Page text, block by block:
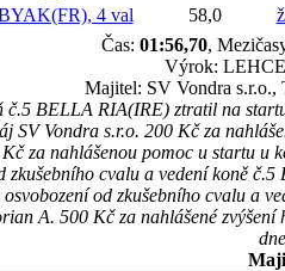
4 val 58,0
Čas: 01:56,70,
Výrok:
Majitel: SV Vondra s.r.o.,
č.5 BELLA RIA(IRE) ztratil na
SV Vondra s.r.o. 200 Kč za
za nahlášenou pomoc u startu u
zkušebního cvalu a vedení koně
osvobození od zkušebního cvalu a
A. 500 Kč za nahlášené